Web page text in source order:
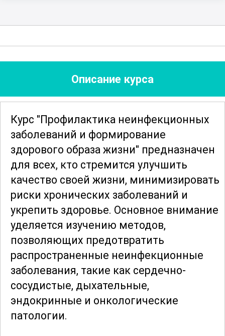
Описание курса
Курс "Профилактика неинфекционных
заболеваний и формирование
здорового образа жизни" предназначен
для всех, кто стремится улучшить
качество своей жизни, минимизировать
риски хронических заболеваний и
укрепить здоровье. Основное внимание
уделяется изучению методов,
позволяющих предотвратить
распространенные неинфекционные
заболевания, такие как сердечно-
сосудистые, дыхательные,
эндокринные и онкологические
патологии.